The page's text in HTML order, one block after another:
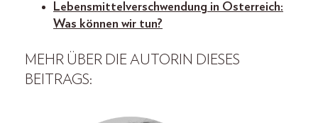
Lebensmittelverschwendung in Österreich:
Was können wir tun?
MEHR ÜBER DIE AUTORIN DIESES
BEITRAGS: